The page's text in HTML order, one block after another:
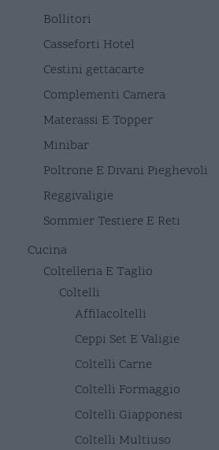
Bollitori
Casseforti Hotel
Cestini gettacarte
Complementi Camera
Materassi E Topper
Minibar
Poltrone E Divani Pieghevoli
Reggivaligie
Sommier Testiere E Reti
Cucina
Coltelleria E Taglio
Coltelli
Affilacoltelli
Ceppi Set E Valigie
Coltelli Carne
Coltelli Formaggio
Coltelli Giapponesi
Coltelli Multiuso